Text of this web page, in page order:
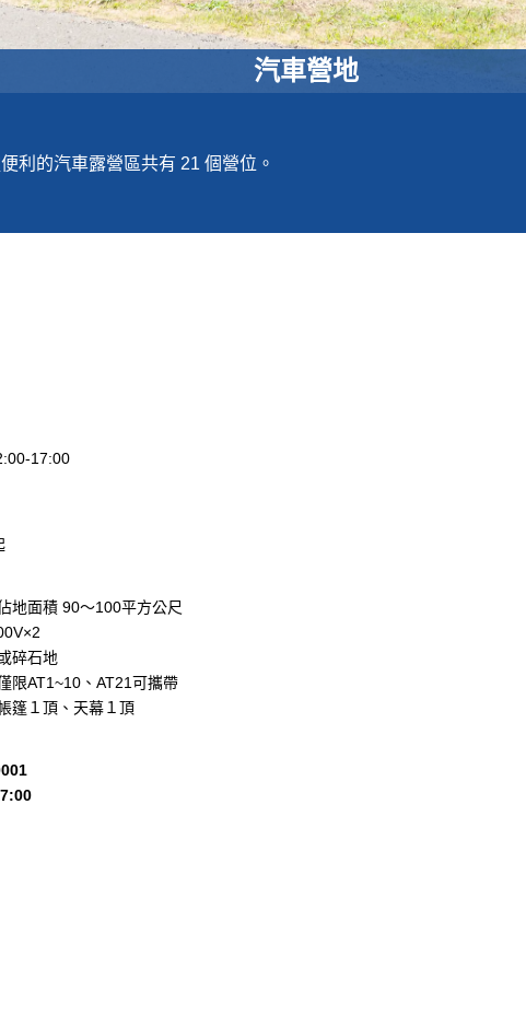
汽車營地
利的汽車露營區共有 21 個營位。
17:00
地面積 90～100平方公尺
碎石地
限AT1~10、AT21可攜帶
篷１頂、天幕１頂